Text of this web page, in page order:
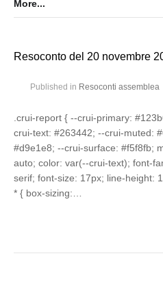
More...
Resoconto del 20 novembre
Published in Resoconti assemblea
.crui-report { --crui-primary:
crui-text: #263442; --crui-muted:
#d9e1e8; --crui-surface: #f5f8fb;
auto; color: var(--crui-text); font-
serif; font-size: 17px; line-height:
* { box-sizing:…